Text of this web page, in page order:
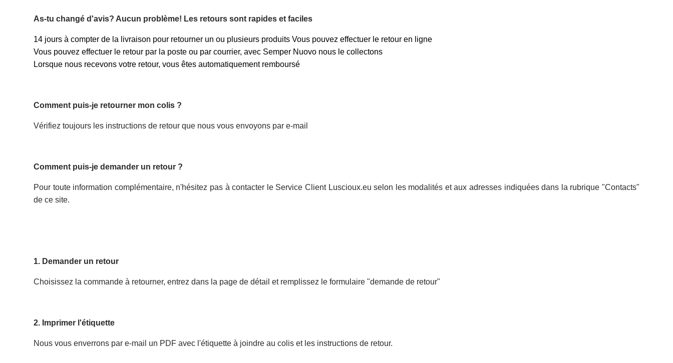
As-tu changé d'avis? Aucun problème! Les retours sont rapides et faciles
14 jours à compter de la livraison pour retourner un ou plusieurs produits Vous pouvez effectuer le retour en ligne
Vous pouvez effectuer le retour par la poste ou par courrier, avec Semper Nuovo nous le collectons
Lorsque nous recevons votre retour, vous êtes automatiquement remboursé
Comment puis-je retourner mon colis ?
Vérifiez toujours les instructions de retour que nous vous envoyons par e-mail
Comment puis-je demander un retour ?
Pour toute information complémentaire, n'hésitez pas à contacter le Service Client Luscioux.eu selon les modalités et aux adresses indiquées dans la rubrique "Contacts"
de ce site.
1. Demander un retour
Choisissez la commande à retourner, entrez dans la page de détail et remplissez le formulaire "demande de retour"
2. Imprimer l'étiquette
Nous vous enverrons par e-mail un PDF avec l'étiquette à joindre au colis et les instructions de retour.